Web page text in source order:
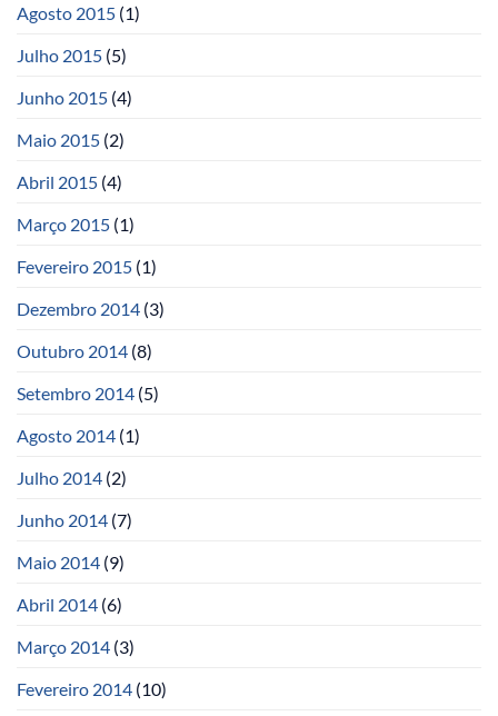
Agosto 2015 (1)
Julho 2015 (5)
Junho 2015 (4)
Maio 2015 (2)
Abril 2015 (4)
Março 2015 (1)
Fevereiro 2015 (1)
Dezembro 2014 (3)
Outubro 2014 (8)
Setembro 2014 (5)
Agosto 2014 (1)
Julho 2014 (2)
Junho 2014 (7)
Maio 2014 (9)
Abril 2014 (6)
Março 2014 (3)
Fevereiro 2014 (10)